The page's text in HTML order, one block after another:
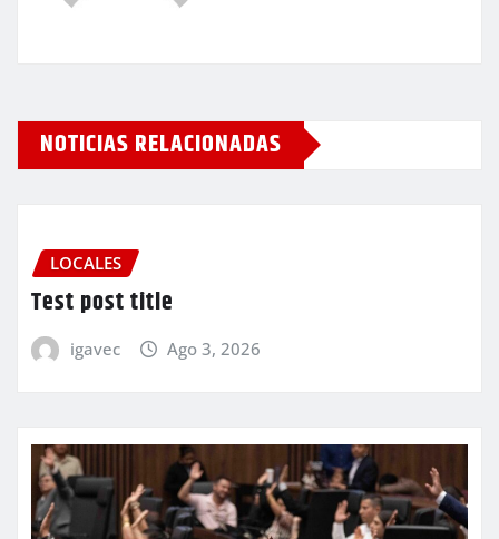
NOTICIAS RELACIONADAS
LOCALES
Test post title
igavec Ago 3, 2026